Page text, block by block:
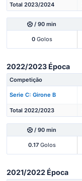
Total 2023/2024
/ 90 min
0Golos
2022/2023 Época
Competição
Serie C: Girone B
Total 2022/2023
/ 90 min
0.17Golos
2021/2022 Época